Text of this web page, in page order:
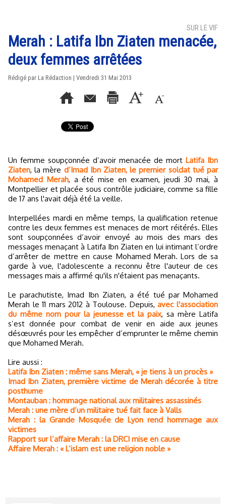
SUR LE VIF
Merah : Latifa Ibn Ziaten menacée,
deux femmes arrêtées
Rédigé par La Rédaction | Vendredi 31 Mai 2013
Un femme soupçonnée d’avoir menacée de mort Latifa Ibn
Ziaten, la mère d’Imad Ibn Ziaten, le premier soldat tué par
Mohamed Merah, a été mise en examen, jeudi 30 mai, à
Montpellier et placée sous contrôle judiciaire, comme sa fille
de 17 ans l'avait déjà été la veille.
Interpellées mardi en même temps, la qualification retenue
contre les deux femmes est menaces de mort réitérés. Elles
sont soupçonnées d’avoir envoyé au mois des mars des
messages menaçant à Latifa Ibn Ziaten en lui intimant l’ordre
d’arrêter de mettre en cause Mohamed Merah. Lors de sa
garde à vue, l'adolescente a reconnu être l'auteur de ces
messages mais a affirmé qu'ils n'étaient pas menaçants.
Le parachutiste, Imad Ibn Ziaten, a été tué par Mohamed
Merah le 11 mars 2012 à Toulouse. Depuis,avec l'association
du même nom pour la jeunesse et la paix, sa mère Latifa
s’est donnée pour combat de venir en aide aux jeunes
désœuvrés pour les empêcher d’emprunter le même chemin
que Mohamed Merah.
Lire aussi :
Latifa Ibn Ziaten : même sans Merah, « je tiens à un procès »
Imad Ibn Ziaten, première victime de Merah décorée à titre
posthume
Montauban : hommage national aux militaires assassinés
Merah : une mère d’un militaire tué fait face à Valls
Merah : la Grande Mosquée de Lyon rend hommage aux
victimes
Rapport sur l’affaire Merah : la DRCI mise en cause
Affaire Merah : « L’islam est une religion noble »